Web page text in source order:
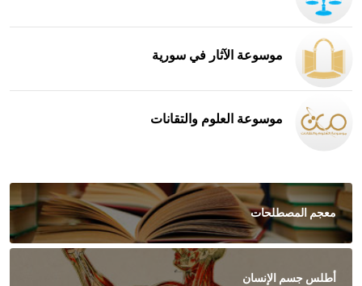
موسوعة الآثار في سورية
موسوعة العلوم والتقانات
معجم المصطلحات
أطلس جسم الإنسان